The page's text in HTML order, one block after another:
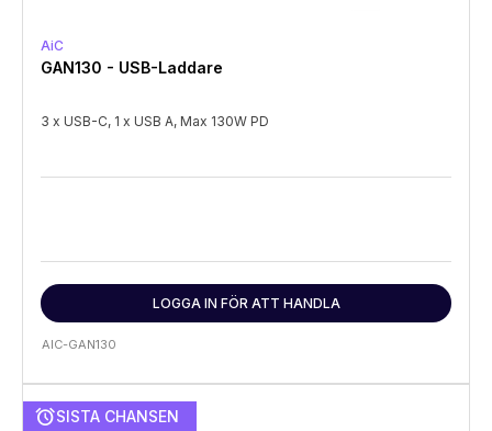
AiC
GAN130 - USB-Laddare
3 x USB-C, 1 x USB A, Max 130W PD
LOGGA IN FÖR ATT HANDLA
AIC-GAN130
alarmSISTA CHANSEN